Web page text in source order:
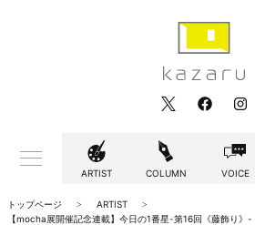
ARTIST COLUMN VOICE
トップページ
ARTIST
【mocha展開催記念連載】今日の1番星-第16回《藤飾り》-